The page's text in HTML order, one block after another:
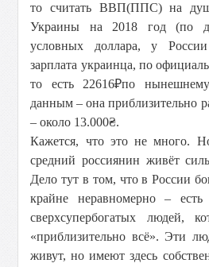
то считать ВВП(ППС) на
Украины на 2018 год (по
условных доллара, у
зарплата украинца, по
то есть 22616₽по
данным – она приблизительно
– около 13.000₴.
Кажется, что это не много.
средний россиянин живёт
Дело тут в том, что в России
крайне неравномерно –
сверхсупербогатых людей,
«приблизительно всё». Эти
живут, но имеют здесь